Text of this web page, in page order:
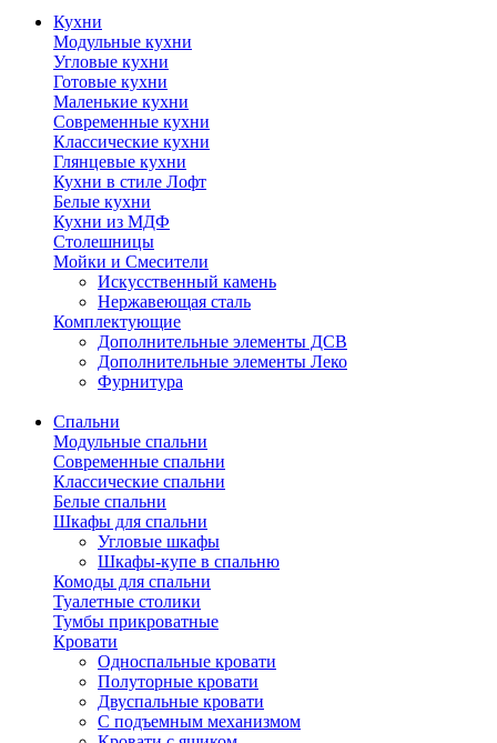
Кухни
Модульные кухни
Угловые кухни
Готовые кухни
Маленькие кухни
Современные кухни
Классические кухни
Глянцевые кухни
Кухни в стиле Лофт
Белые кухни
Кухни из МДФ
Столешницы
Мойки и Смесители
Искусственный камень
Нержавеющая сталь
Комплектующие
Дополнительные элементы ДСВ
Дополнительные элементы Леко
Фурнитура
Спальни
Модульные спальни
Современные спальни
Классические спальни
Белые спальни
Шкафы для спальни
Угловые шкафы
Шкафы-купе в спальню
Комоды для спальни
Туалетные столики
Тумбы прикроватные
Кровати
Односпальные кровати
Полуторные кровати
Двуспальные кровати
С подъемным механизмом